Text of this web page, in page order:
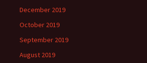
December 2019
October 2019
September 2019
August 2019